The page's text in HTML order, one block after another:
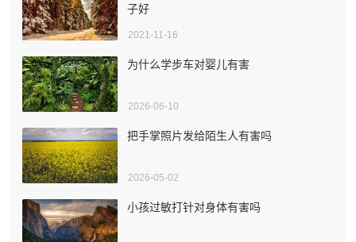
子好
2021-11-16
为什么学步车对婴儿有害
2026-06-10
把手掌照片发给陌生人有害吗
2026-05-02
小孩过敏打针对身体有害吗